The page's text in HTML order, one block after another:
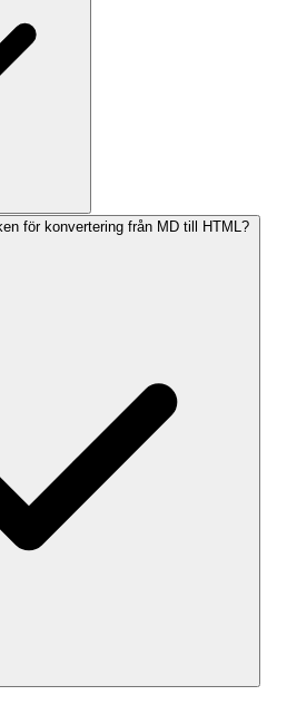
för konvertering från MD till HTML?